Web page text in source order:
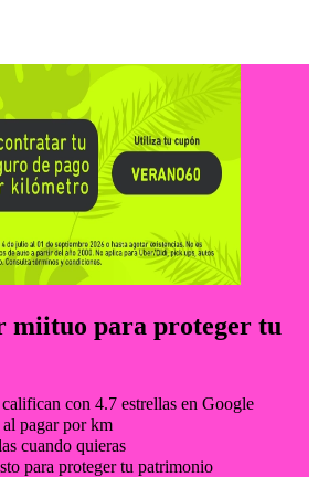
00 ó
miituo para proteger tu
con 4.7 estrellas en Google
pagar por km
cuando quieras
para proteger tu patrimonio